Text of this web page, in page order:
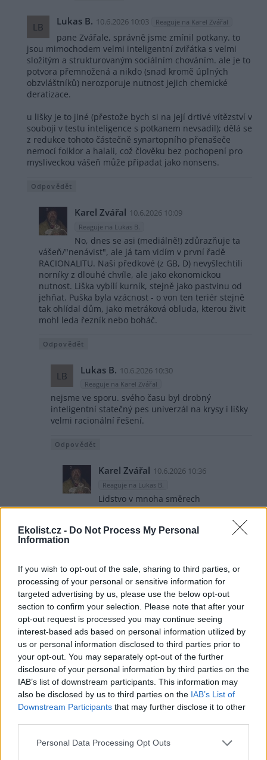
Ekolist.cz - Do Not Process My Personal
Information
If you wish to opt-out of the sale, sharing to third parties, or
processing of your personal or sensitive information for
targeted advertising by us, please use the below opt-out
section to confirm your selection. Please note that after your
opt-out request is processed you may continue seeing
interest-based ads based on personal information utilized by
us or personal information disclosed to third parties prior to
your opt-out. You may separately opt-out of the further
disclosure of your personal information by third parties on the
IAB’s list of downstream participants. This information may
also be disclosed by us to third parties on the IAB’s List of
Downstream Participants that may further disclose it to other
Personal Data Processing Opt Outs
LB Lukas B. 10.6.2026 10:03 Reaguje na Karel Zvářal
pane Zvářale, správně jsme zmínil potkany. to
jsou mimochodem velmi inteligentní zviřátka s velmi
složitým a strukturovaným sociálním chováním. ale je to
potvora přemnožená a nikdo (snad kromě úplných
obzvláštníků) nerozporuje nutnost jejich chemické
deratizace.
u lišky je to jiné (přestože bych si na její drtivé vítězství v
souboji v testu inteligence s potkanem nevsadil); dělá se
z redukce tohoto částečně synartopního přenašeče
nemocí folklor a halali, což člověku bez pochopení pro
mysliveckou vášeň může připadat jako nonsens.
Odpovědět
Karel Zvářal 10.6.2026 10:09
Reaguje na Lukas B.
No, dnes se asi (mediálně!) zdůrazňuje ta
vášeň/"nenávist", ale já tam vidím v první řadě
RACIONALITU. Naši předkové (z GB, D) nevyšlechtili
norníky z dlouhé chvíle, ale jako ekonomickou
nutnost. Liška vybílí kurník, stejně jako pastvinu od
jehňat. Puška byla vzácnost - o von ten teriér stejně
tak ohlídal dům, jako metráková obluda, kterou živit
mohl leda řezník nebo boháč.
Odpovědět
LB Lukas B. 10.6.2026 10:30
Reaguje na Karel Zvářal
nejsme ve sporu. svého času byl drobný
inteligentní statečný pes univerzál na krysy i lišky
velmi racionální řešení.
Odpovědět
Karel Zvářal 10.6.2026 10:36
Reaguje na Lukas B.
Lidstvo v mnoha směrech
zdegenerovalo, zpakatělo. Co bylo dřív
samozřejmé, se dnes ostrakizuje a odsuzuje - a
tím nemyslím jen ochranu majetku před
škodnou - ale i přírodu jako takovou. Viz
kvůli "změně klimatu" či zemědělcům. Na
spoustě míst se hospodaří postaru - louky,
pastviny, bez chemie- ale vymizelé druhy
absentují. Stačí pohlédnout na oblohu či do
fotopasti - a člověk se divit přestane. Hodně
psů - zajícova smrt...
Odpovědět
II Imarr Imarr 10.6.2026 13:38 Reaguje na Lukas B.
Potkan u nás neškodí přírodě a biodiverzitě.
Proto jeho likvidace nevadí. Ekologisté chrání pouze
to, co škodí lidem, přírodě a biodiverzitě. Proto měl
třeba kormorán takovou dlouhodobou ochranu,